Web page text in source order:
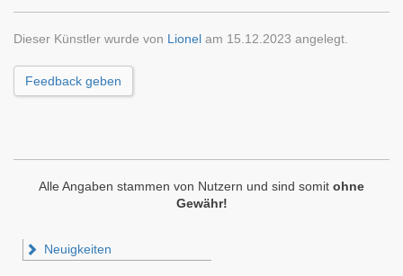
Dieser Künstler wurde von Lionel am 15.12.2023 angelegt.
Feedback geben
Alle Angaben stammen von Nutzern und sind somit ohne
Gewähr!
Neuigkeiten